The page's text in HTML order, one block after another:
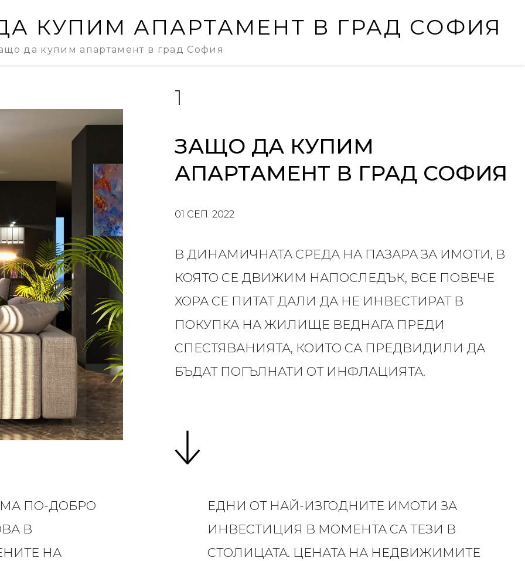
КУПИМ АПАРТАМЕНТ В ГРАД СОФИЯ
да купим апартамент в град София
1
ЗАЩО ДА КУПИМ
АПАРТАМЕНТ В ГРАД СОФИЯ
01 СЕП. 2022
В ДИНАМИЧНАТА СРЕДА НА ПАЗАРА ЗА ИМОТИ, В
КОЯТО СЕ ДВИЖИМ НАПОСЛЕДЪК, ВСЕ ПОВЕЧЕ
ХОРА СЕ ПИТАТ ДАЛИ ДА НЕ ИНВЕСТИРАТ В
ПОКУПКА НА ЖИЛИЩЕ ВЕДНАГА ПРЕДИ
СПЕСТЯВАНИЯТА, КОИТО СА ПРЕДВИДИЛИ ДА
БЪДАТ ПОГЪЛНАТИ ОТ ИНФЛАЦИЯТА.
ПО-ДОБРО
В
НА
ЕДНИ ОТ НАЙ-ИЗГОДНИТЕ ИМОТИ ЗА
ИНВЕСТИЦИЯ В МОМЕНТА СА ТЕЗИ В
СТОЛИЦАТА. ЦЕНАТА НА НЕДВИЖИМИТЕ